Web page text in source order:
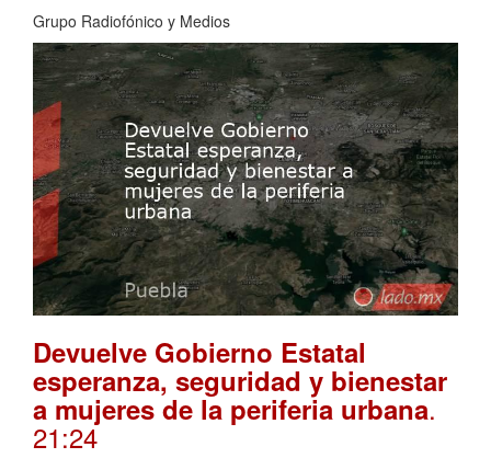
Grupo Radiofónico y Medios
Devuelve Gobierno Estatal
esperanza, seguridad y bienestar
a mujeres de la periferia urbana.
21:24